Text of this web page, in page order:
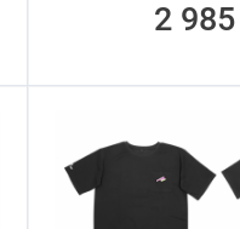
2 985